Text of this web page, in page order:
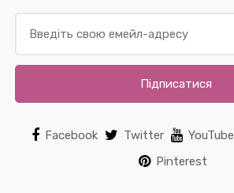
Підписатися
Facebook Twitter YouTube
Pinterest